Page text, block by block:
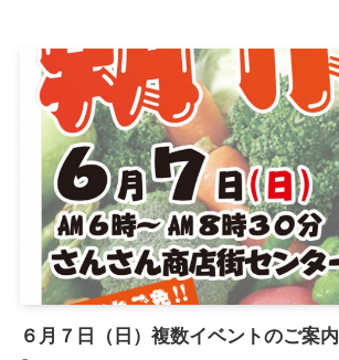
６月７日（日）複数イベントのご案内